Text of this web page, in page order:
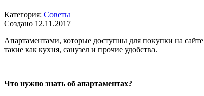
Категория: Советы
Создано 12.11.2017
Апартаментами, которые доступны для покупки на сайте
такие как кухня, санузел и прочие удобства.
Что нужно знать об апартаментах?